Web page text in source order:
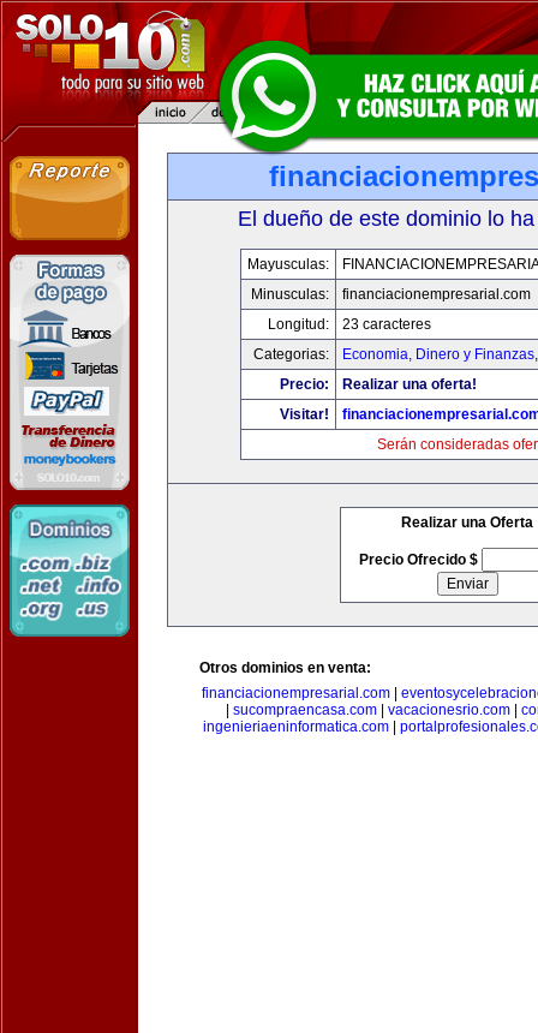
El dueño de este dominio lo
Mayusculas:
Minusculas:
financiacionempresarial.com
Longitud:
23 caracteres
Categorias:
Economia, Dinero y Finanzas
Precio:
Realizar una oferta!
Visitar!
Serán consideradas
Realizar una Oferta
Precio Ofrecido $
Otros dominios en venta:
financiacionempresarial.com
sucompraencasa.com| vacacionesrio.com|
ingenieriaeninformatica.com|